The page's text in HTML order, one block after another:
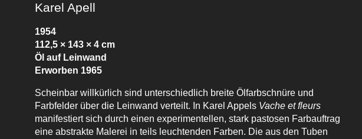
Karel Apell
1954
112,5 × 143 × 4 cm
Öl auf Leinwand
Erworben 1965
Scheinbar willkürlich sind unterschiedlich breite Ölfarbschnüre und
Farbfelder über die Leinwand verteilt. In Karel Appels Vache et fleurs
manifestiert sich durch einen experimentellen, stark pastosen Farbauftrag
eine abstrakte Malerei in teils leuchtenden Farben. Die aus den Tuben